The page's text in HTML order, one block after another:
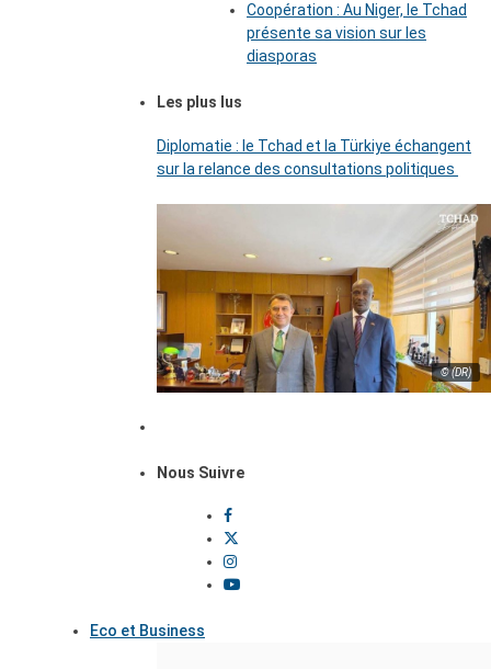
Coopération : Au Niger, le Tchad
présente sa vision sur les
diasporas
Les plus lus
Diplomatie : le Tchad et la Türkiye échangent
sur la relance des consultations politiques
© (DR)
Nous Suivre
Eco et Business